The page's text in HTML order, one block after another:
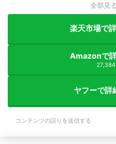
全部見る
楽天市場で
Amazonで
ヤフーで詳
コンテンツの誤りを送信する